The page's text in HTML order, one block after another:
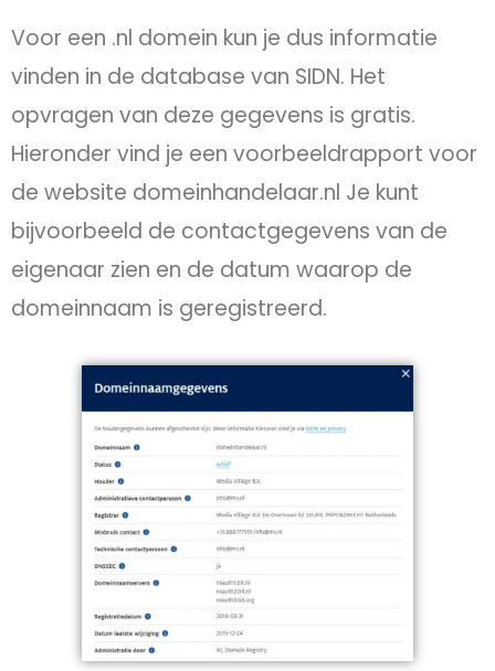
Voor een .nl domein kun je dus informatie
vinden in de database van SIDN. Het
opvragen van deze gegevens is gratis.
Hieronder vind je een voorbeeldrapport voor
de website domeinhandelaar.nl Je kunt
bijvoorbeeld de contactgegevens van de
eigenaar zien en de datum waarop de
domeinnaam is geregistreerd.